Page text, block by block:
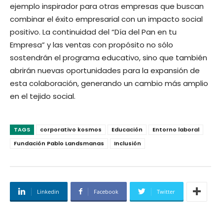
ejemplo inspirador para otras empresas que buscan
combinar el éxito empresarial con un impacto social
positivo. La continuidad del “Día del Pan en tu
Empresa” y las ventas con propósito no sólo
sostendrán el programa educativo, sino que también
abrirán nuevas oportunidades para la expansión de
esta colaboración, generando un cambio más amplio
en el tejido social.
TAGS corporativo kosmos Educación
Entorno laboral
Fundación Pablo Landsmanas
Inclusión
Linkedin Facebook Twitter